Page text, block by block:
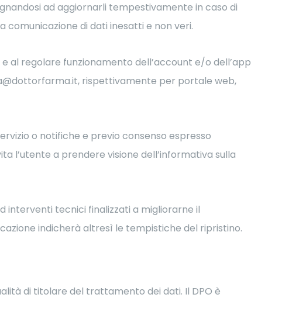
ad aggiornarli tempestivamente in caso di
comunicazione di dati inesatti e non veri.
al regolare funzionamento dell’account e/o dell’app
rispettivamente per portale web,
o notifiche e previo consenso espresso
l’utente a prendere visione dell’informativa sulla
interventi tecnici finalizzati a migliorarne il
indicherà altresì le tempistiche del ripristino.
di titolare del trattamento dei dati. Il DPO è